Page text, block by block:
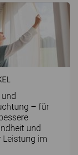
– für
und
Leistung im